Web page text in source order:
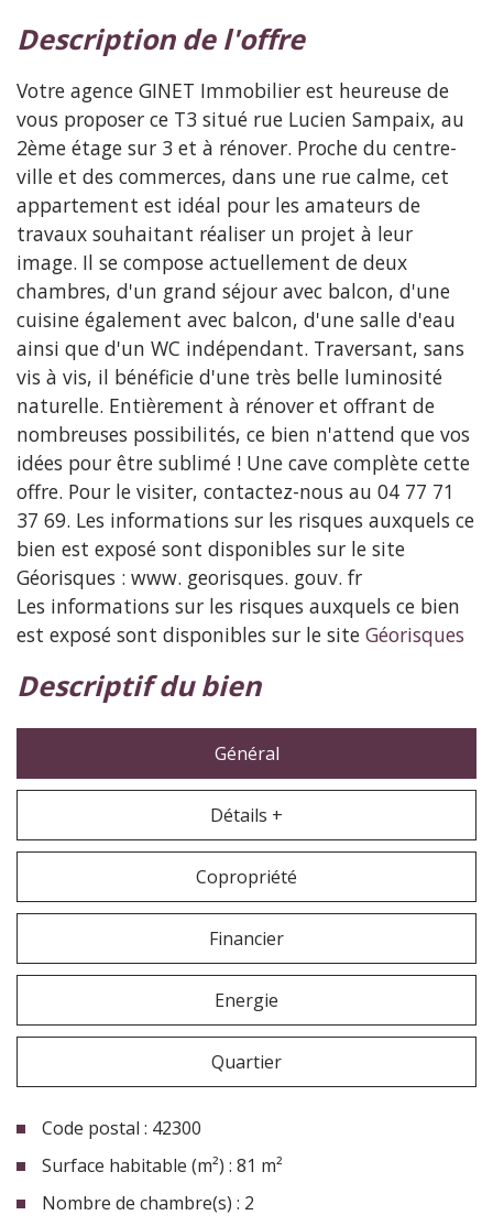
description de l'offre
Votre agence GINET Immobilier est heureuse de
vous proposer ce T3 situé rue Lucien Sampaix, au
2ème étage sur 3 et à rénover. Proche du centre-
ville et des commerces, dans une rue calme, cet
appartement est idéal pour les amateurs de
travaux souhaitant réaliser un projet à leur
image. Il se compose actuellement de deux
chambres, d'un grand séjour avec balcon, d'une
cuisine également avec balcon, d'une salle d'eau
ainsi que d'un WC indépendant. Traversant, sans
vis à vis, il bénéficie d'une très belle luminosité
naturelle. Entièrement à rénover et offrant de
nombreuses possibilités, ce bien n'attend que vos
idées pour être sublimé ! Une cave complète cette
offre. Pour le visiter, contactez-nous au 04 77 71
37 69. Les informations sur les risques auxquels ce
bien est exposé sont disponibles sur le site
Géorisques : www. georisques. gouv. fr
Les informations sur les risques auxquels ce bien
est exposé sont disponibles sur le site Géorisques
descriptif du bien
Général
Détails +
Copropriété
Financier
Energie
Quartier
Code postal : 42300
Surface habitable (m²) : 81 m²
Nombre de chambre(s) : 2